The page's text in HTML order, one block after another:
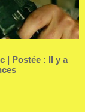
| Postée : Il y a